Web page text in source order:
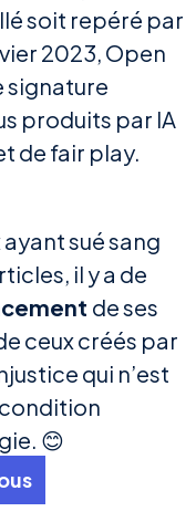
soit repéré par
2023, Open
signature
produits par IA
de fair play.
sué sang
il y a de
de ses
ceux créés par
qui n’est
😊